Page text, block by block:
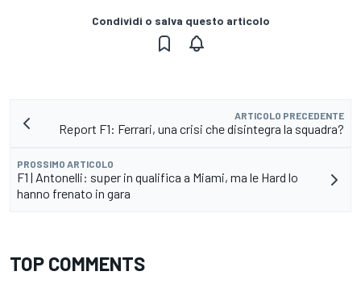
Condividi o salva questo articolo
ARTICOLO PRECEDENTE
Report F1: Ferrari, una crisi che disintegra la squadra?
PROSSIMO ARTICOLO
F1 | Antonelli: super in qualifica a Miami, ma le Hard lo
hanno frenato in gara
TOP COMMENTS